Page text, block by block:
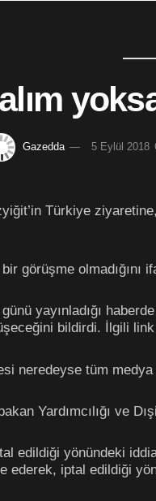
Gazedda 5 Eylül 2018
Türkiye
görüşme
yayınladığı
bildirdi. İlgili
neredeyse tüm medya
Yardımcılığı ve
edildiği yönündeki
ederek, iptal edildiği